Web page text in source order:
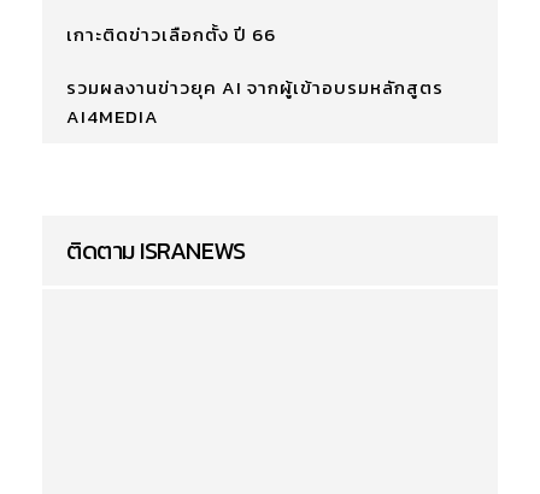
เกาะติดข่าวเลือกตั้ง ปี 66
รวมผลงานข่าวยุค AI จากผู้เข้าอบรมหลักสูตร
AI4MEDIA
ติดตาม ISRANEWS